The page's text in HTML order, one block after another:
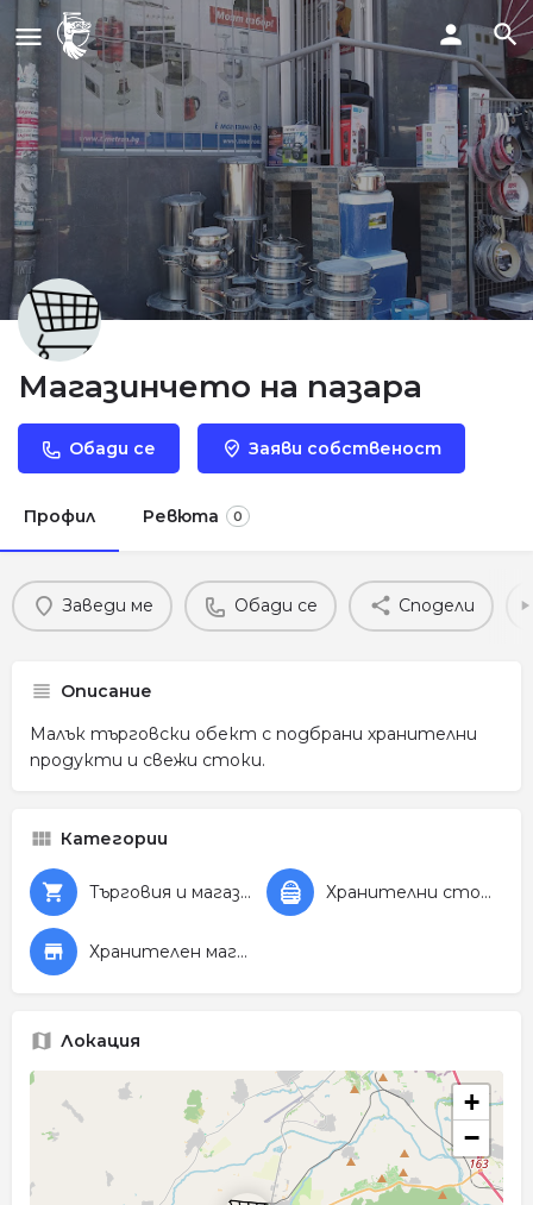
Магазинчето на пазара
Обади се Заяви собственост
Профил Ревюта 0
Заведи ме Обади се Сподели
Описание
Малък търговски обект с подбрани хранителни
продукти и свежи стоки.
Категории
Търговия и магазини Хранителни стоки
Хранителен магазин
Локация
+
−